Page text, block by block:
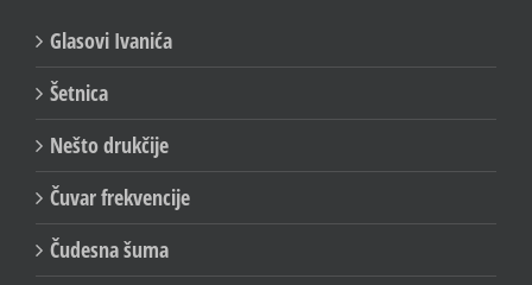
Glasovi Ivanića
Šetnica
Nešto drukčije
Čuvar frekvencije
Čudesna šuma